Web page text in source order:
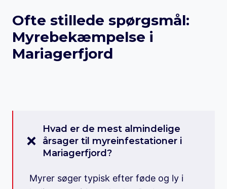
Ofte stillede spørgsmål:
Myrebekæmpelse i
Mariagerfjord
Hvad er de mest almindelige
årsager til myreinfestationer i
Mariagerfjord?
Myrer søger typisk efter føde og ly i